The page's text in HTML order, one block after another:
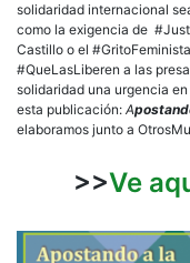
solidaridad internacional
como la exigencia de
Castillo o el
#QueLasLiberen a las
solidaridad una urgencia
esta publicación: A
elaboramos junto a
>>Ve